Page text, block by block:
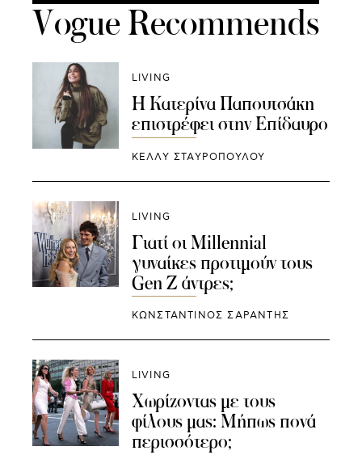
Vogue Recommends
LIVING
Η Κατερίνα Παπουτσάκη
επιστρέφει στην Επίδαυρο
ΚΕΛΛΥ ΣΤΑΥΡΟΠΟΥΛΟΥ
LIVING
Γιατί οι Millennial
γυναίκες προτιμούν τους
Gen Z άντρες;
ΚΩΝΣΤΑΝΤΙΝΟΣ ΣΑΡΑΝΤΗΣ
LIVING
Χωρίζοντας με τους
φίλους μας: Μήπως πονά
περισσότερο;